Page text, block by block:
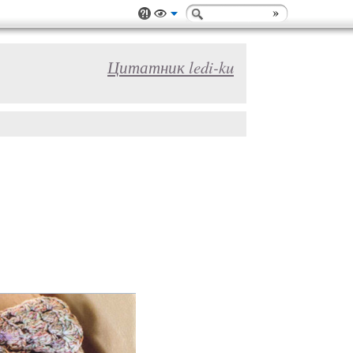
Цитатник ledi-ku